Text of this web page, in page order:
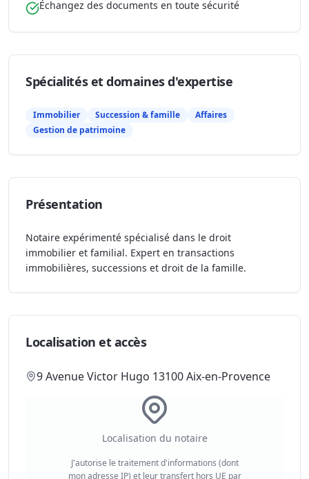
Échangez des documents en toute sécurité
Spécialités et domaines d'expertise
Immobilier Succession & famille
Affaires
Gestion de patrimoine
Présentation
Notaire expérimenté spécialisé dans le droit
immobilier et familial. Expert en transactions
immobilières, successions et droit de la famille.
Localisation et accès
9 Avenue Victor Hugo 13100 Aix-en-Provence
Localisation du notaire
J'autorise le traitement d'informations (dont
mon adresse IP) et leur transfert hors UE par